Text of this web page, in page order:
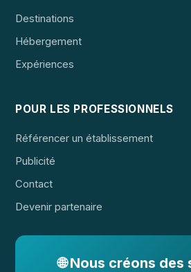
Destinations
Hébergement
Expériences
POUR LES PROFESSIONNELS
Référencer un établissement
Publicité
Contact
Devenir partenaire
🌐 Nous créons des